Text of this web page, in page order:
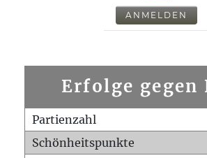
ANMELDEN
Erfolge gegen
Partienzahl
Schönheitspunkte